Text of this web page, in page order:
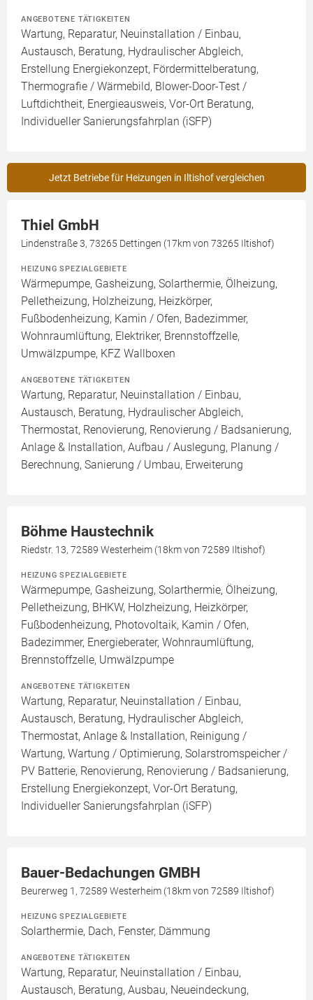
ANGEBOTENE TÄTIGKEITEN
Wartung, Reparatur, Neuinstallation / Einbau,
Austausch, Beratung, Hydraulischer Abgleich,
Erstellung Energiekonzept, Fördermittelberatung,
Thermografie / Wärmebild, Blower-Door-Test /
Luftdichtheit, Energieausweis, Vor-Ort Beratung,
Individueller Sanierungsfahrplan (iSFP)
Jetzt Betriebe für Heizungen in Iltishof vergleichen
Thiel GmbH
Lindenstraße 3, 73265 Dettingen (17km von 73265 Iltishof)
HEIZUNG SPEZIALGEBIETE
Wärmepumpe, Gasheizung, Solarthermie, Ölheizung,
Pelletheizung, Holzheizung, Heizkörper,
Fußbodenheizung, Kamin / Ofen, Badezimmer,
Wohnraumlüftung, Elektriker, Brennstoffzelle,
Umwälzpumpe, KFZ Wallboxen
ANGEBOTENE TÄTIGKEITEN
Wartung, Reparatur, Neuinstallation / Einbau,
Austausch, Beratung, Hydraulischer Abgleich,
Thermostat, Renovierung, Renovierung / Badsanierung,
Anlage & Installation, Aufbau / Auslegung, Planung /
Berechnung, Sanierung / Umbau, Erweiterung
Böhme Haustechnik
Riedstr. 13, 72589 Westerheim (18km von 72589 Iltishof)
HEIZUNG SPEZIALGEBIETE
Wärmepumpe, Gasheizung, Solarthermie, Ölheizung,
Pelletheizung, BHKW, Holzheizung, Heizkörper,
Fußbodenheizung, Photovoltaik, Kamin / Ofen,
Badezimmer, Energieberater, Wohnraumlüftung,
Brennstoffzelle, Umwälzpumpe
ANGEBOTENE TÄTIGKEITEN
Wartung, Reparatur, Neuinstallation / Einbau,
Austausch, Beratung, Hydraulischer Abgleich,
Thermostat, Anlage & Installation, Reinigung /
Wartung, Wartung / Optimierung, Solarstromspeicher /
PV Batterie, Renovierung, Renovierung / Badsanierung,
Erstellung Energiekonzept, Vor-Ort Beratung,
Individueller Sanierungsfahrplan (iSFP)
Bauer-Bedachungen GMBH
Beurerweg 1, 72589 Westerheim (18km von 72589 Iltishof)
HEIZUNG SPEZIALGEBIETE
Solarthermie, Dach, Fenster, Dämmung
ANGEBOTENE TÄTIGKEITEN
Wartung, Reparatur, Neuinstallation / Einbau,
Austausch, Beratung, Ausbau, Neueindeckung,